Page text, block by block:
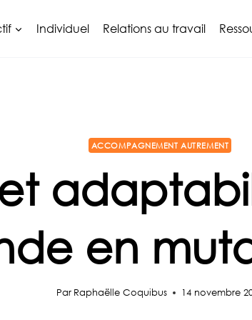
Individuel Relations au travail
ACCOMPAGNEMENT AUTREMENT
en
Par Raphaëlle Coquibus 14 novembre